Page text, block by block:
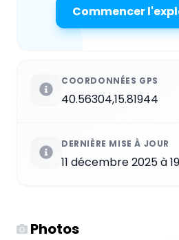
Commencer
COORDONNÉES GPS
40.56304,15.81944
DERNIÈRE MISE À JOUR
11 décembre 2025 à
Photos